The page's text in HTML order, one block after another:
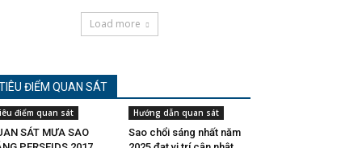
Load more
ĐIỂM QUAN SÁT
điểm quan sát
SÁT MƯA SAO
Hướng dẫn quan sát
Sao chổi sáng nhất năm